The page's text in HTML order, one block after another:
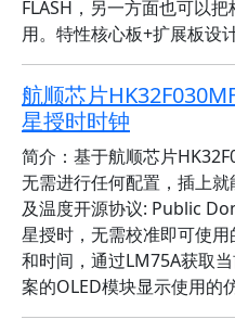
FLASH，另一方面也可以
用。特性核心板+扩展板设
航顺芯片
星授时时钟
简介：基于航顺芯片
无需进行任何配置，插上
及温度开源协议: Public
星授时，无需校准即可使
和时间，通过LM75A获取
案的OLED模块显示使用的